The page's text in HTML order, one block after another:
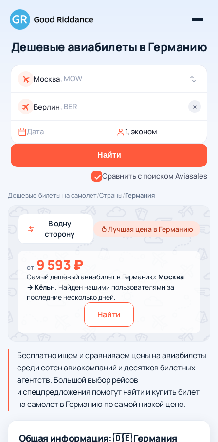
Дешевые авиабилеты в Германию
, MOW ⇄
, BER ×
Дата 1, эконом
Найти
Сравнить с поиском Aviasales
Дешевые билеты на самолет/Страны/Германия
В одну
сторону
Лучшая цена в Германию
от 9 593 ₽
Самый дешёвый авиабилет в Германию: Москва
→ Кёльн. Найден нашими пользователями за
последние несколько дней.
Найти
Бесплатно ищем и сравниваем цены на авиабилеты
среди сотен авиакомпаний и десятков билетных
агентств. Большой выбор рейсов
и спецпредложения помогут найти и купить билет
на самолет в Германию по самой низкой цене.
Общая информация: 🇩🇪 Германия